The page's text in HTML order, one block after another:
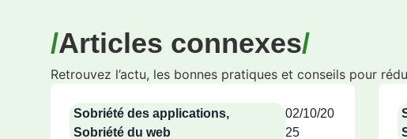
Articles connexes
Retrouvez l’actu, les bonnes pratiques et conseils pour
Sobriété des applications,
Sobriété du web
02/10/20
25